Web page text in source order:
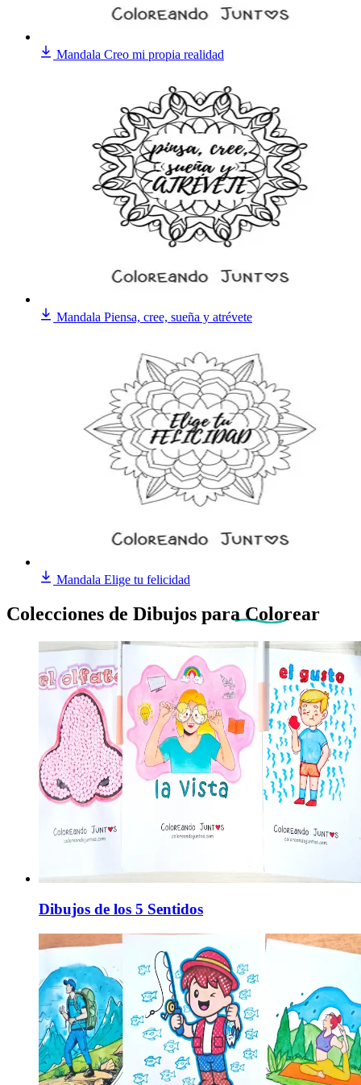
Mandala Creo mi propia realidad
Mandala Piensa, cree, sueña y atrévete
Mandala Elige tu felicidad
Colecciones de Dibujos para Colorear
Dibujos de los 5 Sentidos